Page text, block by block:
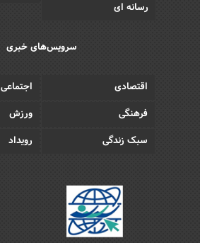
رسانه ای
سرویس‌های خبری
اقتصادی
اجتماعی
فرهنگی
ورزش
سبک زندگی
رویداد